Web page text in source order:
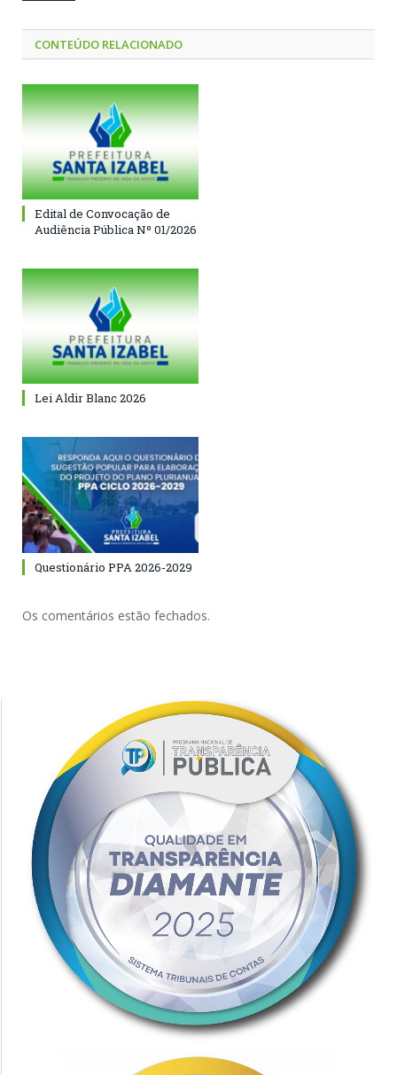
CONTEÚDO RELACIONADO
Edital de Convocação de
Audiência Pública Nº 01/2026
Lei Aldir Blanc 2026
Questionário PPA 2026-2029
Os comentários estão fechados.